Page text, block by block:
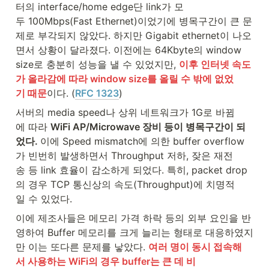
터의 interface/home edge단 link가 모
두 100Mbps(Fast Ethernet)이었기에 병목구간이 큰 문
제로 부각되지 않았다. 하지만 Gigabit ethernet이 나오
면서 상황이 달라졌다. 이전에는 64Kbyte의 window
size로 충분히 성능을 낼 수 있었지만, 이후 인터넷 속도
가 올라감에 따라 window size를 올릴 수 밖에 없었
기 때문이다. (RFC 1323)
서버의 media speed나 상위 네트워크가 1G로 바뀜
에 따라 WiFi AP/Microwave 장비 등이 병목구간이 되
었다. 이에 Speed mismatch에 의한 buffer overflow
가 빈번히 발생하면서 Throughput 저하, 잦은 재전
송 등 link 효율이 감소하게 되었다. 특히, packet drop
의 경우 TCP 통신상의 속도(Throughput)에 치명적
일 수 있었다.
이에 제조사들은 메모리 가격 하락 등의 외부 요인을 반
영하여 Buffer 메모리를 크게 늘리는 형태로 대응하였지
만 이는 또다른 문제를 낳았다. 여러 명이 동시 접속해
서 사용하는 WiFi의 경우 buffer는 큰 데 비